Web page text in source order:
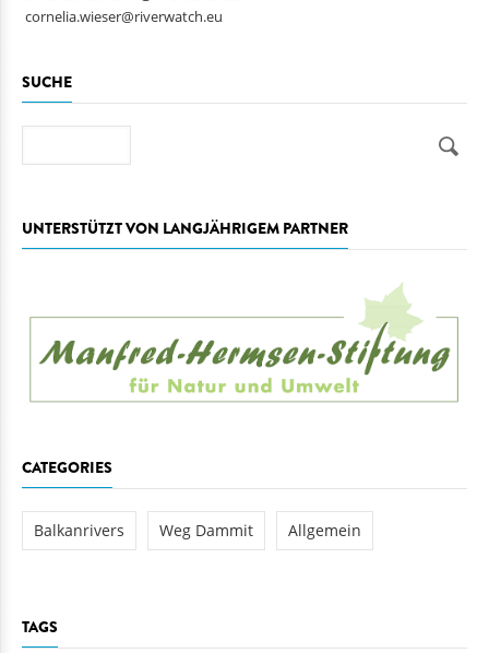
cornelia.wieser@riverwatch.eu
SUCHE
UNTERSTÜTZT VON LANGJÄHRIGEM PARTNER
CATEGORIES
Balkanrivers Weg Dammit Allgemein
TAGS